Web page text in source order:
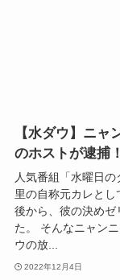
【水ダウ】ニ
のホストが逮捕！
人気番組「水曜日
里の自称元カレと
後から、彼の決めゼ
た。 そんなニャン
ウの放...
2022年12月4日